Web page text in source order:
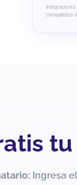
compatibles
Ingresa